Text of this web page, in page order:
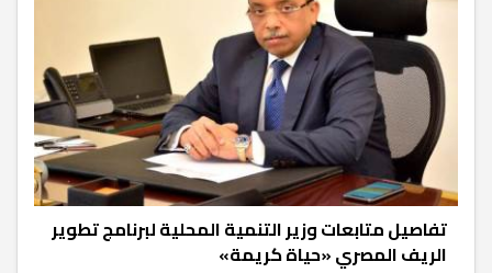
تفاصيل متابعات وزير التنمية المحلية لبرنامج تطوير
الريف المصري «حياة كريمة»